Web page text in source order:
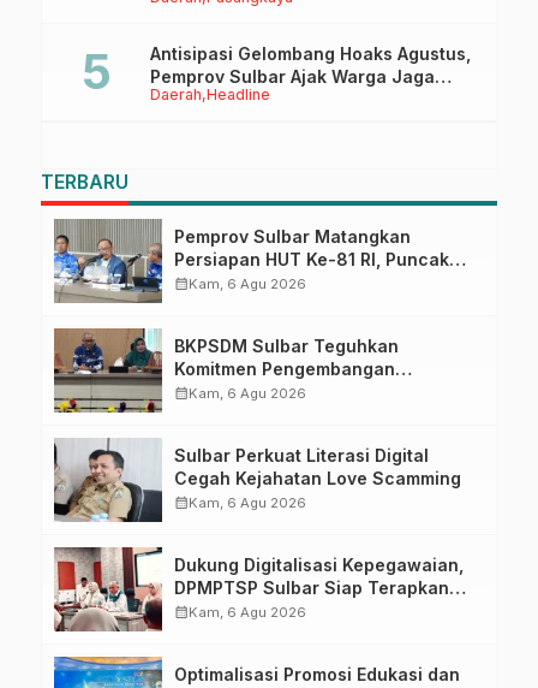
Daerah Headline
Antisipasi Gelombang Hoaks Agustus,
Pemprov Sulbar Ajak Warga Jaga
Ruang Digital
TERBARU
Pemprov Sulbar Matangkan
Persiapan HUT Ke-81 RI, Puncak
Upacara di Lapangan Ahmad
calendar_monthKam, 6 Agu 2026
BKPSDM Sulbar Teguhkan
Komitmen Pengembangan
Kompetensi ASN melalui
calendar_monthKam, 6 Agu 2026
Sulbar Perkuat Literasi Digital
Cegah Kejahatan Love Scamming
calendar_monthKam, 6 Agu 2026
Dukung Digitalisasi Kepegawaian,
DPMPTSP Sulbar Siap Terapkan
Aplikasi FLEKSI ASN
calendar_monthKam, 6 Agu 2026
Optimalisasi Promosi Edukasi dan